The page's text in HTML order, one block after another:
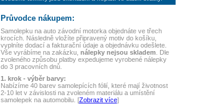
Průvodce nákupem:
Samolepku na auto závodní motorkaobjednáte ve třech
krocích. Následně vložíte připravený motiv do košíku,
vyplníte dodací a fakturační údaje a objednávku odešlete.
Vše vyrábíme na zakázku, nálepky nejsou skladem . Dle
zvoleného způsobu platby expedujeme vyrobené nálepky
do 3 pracovních dnů.
1. krok - výběr barvy:
Nabízíme 40 barev samolepících fólií, které mají životnost
2-10 let v závislosti na zvoleném materiálu a umístění
samolepek na automobilu. [Zobrazit více]